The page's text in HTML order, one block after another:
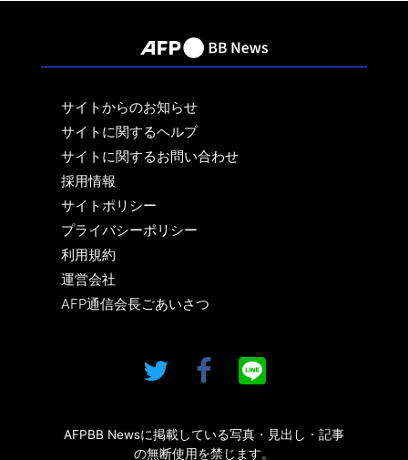
サイトからのお知らせ
サイトに関するヘルプ
サイトに関するお問い合わせ
採用情報
サイトポリシー
プライバシーポリシー
利用規約
運営会社
AFP通信会長ごあいさつ
AFPBB Newsに掲載している写真・見出し・記事
の無断使用を禁じます。